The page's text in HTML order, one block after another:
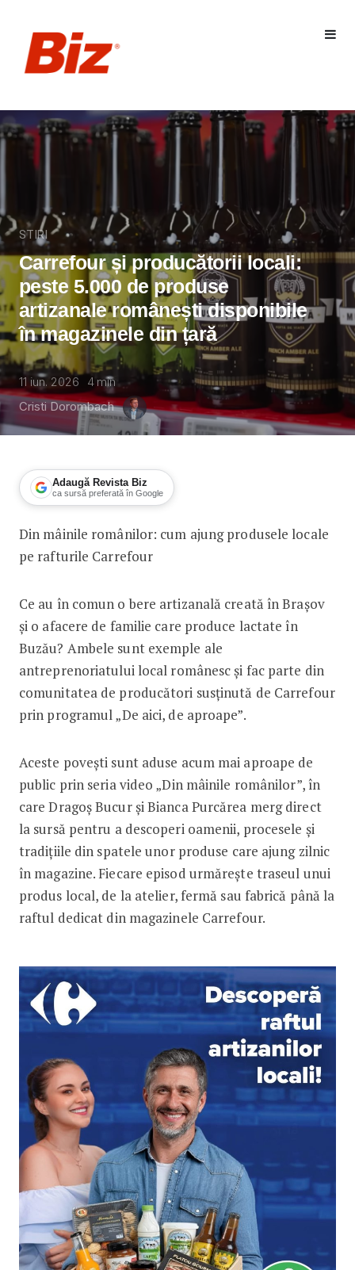
STIRI
Carrefour și producătorii locali:
peste 5.000 de produse
artizanale românești disponibile
în magazinele din țară
11 iun. 2026 4 min
Cristi Dorombach
Adaugă Revista Biz
ca sursă preferată în Google
Carrefour și producătorii locali:
Din mâinile românilor: cum ajung produsele locale
pe rafturile Carrefour
Ce au în comun o bere artizanală creată în Brașov
și o afacere de familie care produce lactate în
Buzău? Ambele sunt exemple ale
antreprenoriatului local românesc și fac parte din
comunitatea de producători susținută de Carrefour
prin programul „De aici, de aproape”.
Aceste povești sunt aduse acum mai aproape de
public prin seria video „Din mâinile românilor”, în
care Dragoș Bucur și Bianca Purcărea merg direct
la sursă pentru a descoperi oamenii, procesele și
tradițiile din spatele unor produse care ajung zilnic
în magazine. Fiecare episod urmărește traseul unui
produs local, de la atelier, fermă sau fabrică până la
raftul dedicat din magazinele Carrefour.